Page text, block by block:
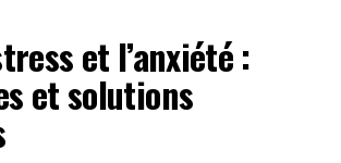
et l’anxiété :
et solutions